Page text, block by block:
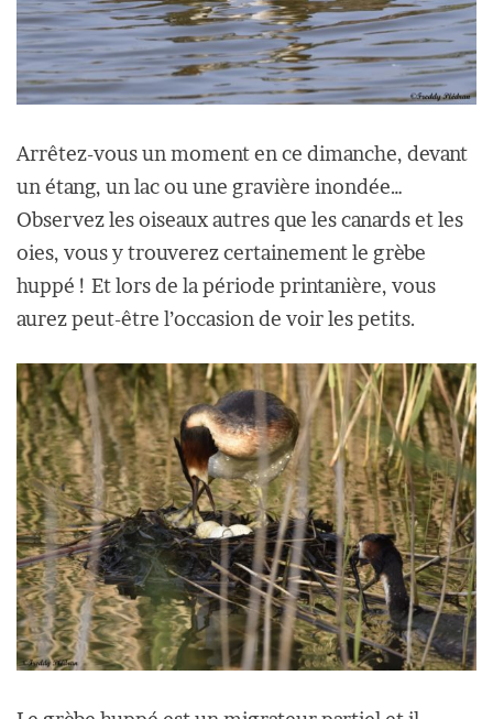
Arrêtez-vous un moment en ce dimanche, devant
un étang, un lac ou une gravière inondée…
Observez les oiseaux autres que les canards et les
oies, vous y trouverez certainement le grèbe
huppé ! Et lors de la période printanière, vous
aurez peut-être l’occasion de voir les petits.